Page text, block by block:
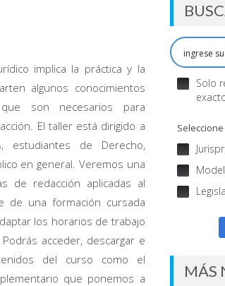
implica la práctica y la
algunos conocimientos
son necesarios para
El taller está dirigido a
estudiantes de Derecho,
en general. Veremos una
de redacción aplicadas al
de una formación cursada
los horarios de trabajo
acceder, descargar e
del curso como el
que ponemos a
Solo
MÁS